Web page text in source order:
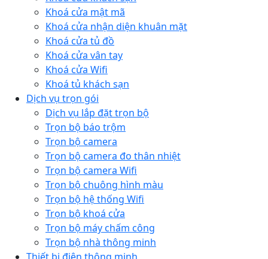
Khoá cửa mật mã
Khoá cửa nhận diện khuân mặt
Khoá cửa tủ đồ
Khoá cửa vân tay
Khoá cửa Wifi
Khoá tủ khách sạn
Dịch vụ trọn gói
Dịch vụ lắp đặt trọn bộ
Trọn bộ báo trộm
Trọn bộ camera
Trọn bộ camera đo thân nhiệt
Trọn bộ camera Wifi
Trọn bộ chuông hình màu
Trọn bộ hệ thống Wifi
Trọn bộ khoá cửa
Trọn bộ máy chấm công
Trọn bộ nhà thông minh